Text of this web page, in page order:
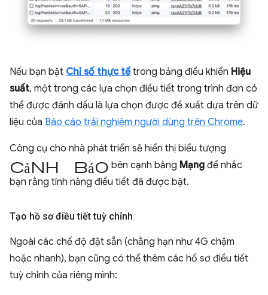
Nếu bạn bật Chỉ số thực tếtrong bảng điều khiển Hiệu
suất, một trong các lựa chọn điều tiết trong trình đơn có
thể được đánh dấu là lựa chọn được đề xuất dựa trên dữ
liệu của Báo cáo trải nghiệm người dùng trên Chrome.
Công cụ cho nhà phát triển sẽ hiển thị biểu tượng
cảnh báo bên cạnh bảng Mạng để nhắc
bạn rằng tính năng điều tiết đã được bật.
Tạo hồ sơ điều tiết tuỳ chỉnh
Ngoài các chế độ đặt sẵn (chẳng hạn như 4G chậm
hoặc nhanh), bạn cũng có thể thêm các hồ sơ điều tiết
tuỳ chỉnh của riêng mình: